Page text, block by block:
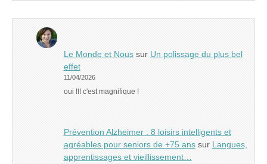
Le Monde et Noussur Un polissage du plus bel
effet
11/04/2026
oui !!! c'est magnifique !
Prévention Alzheimer : 8 loisirs intelligents et
agréables pour seniors de +75 anssur Langues,
apprentissages et vieillissement…